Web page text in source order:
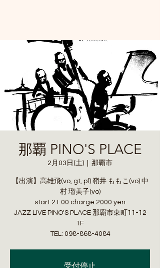
那覇 PINO'S PLACE
2月03日(土) 那覇市
【出演】高雄飛(vo, gt, pf) 嶺井 ももこ(vo) 中
村 瑠美子(vo)
start 21:00 charge 2000 yen
JAZZ LIVE PINO'S PLACE 那覇市東町11-12
1F
TEL: 098-868-4084
受付停止